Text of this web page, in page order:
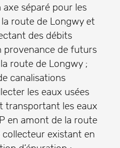
axe séparé pour les
route de Longwy et
des débits
provenance de futurs
route de Longwy ;
canalisations
les eaux usées
transportant les eaux
en amont de la route
collecteur existant en